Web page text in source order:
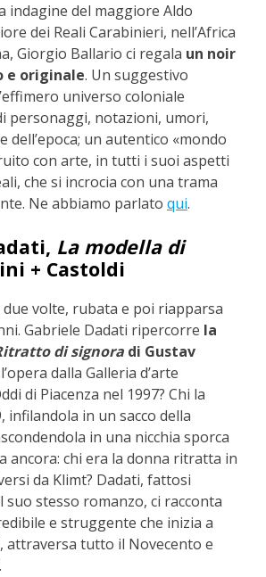
indagine del maggiore Aldo
dei Reali Carabinieri, nell’Africa
Giorgio Ballario ci regala un noir
e originale. Un suggestivo
universo coloniale
personaggi, notazioni, umori,
dell’epoca; un autentico «mondo
con arte, in tutti i suoi aspetti
che si incrocia con una trama
Ne abbiamo parlato qui.
La modella di
+ Castoldi
volte, rubata e poi riapparsa
Gabriele Dadati ripercorre la
di signora di Gustav
dalla Galleria d’arte
di Piacenza nel 1997? Chi la
infilandola in un sacco della
in una nicchia sporca
ancora: chi era la donna ritratta in
da Klimt? Dadati, fattosi
stesso romanzo, ci racconta
e struggente che inizia a
attraversa tutto il Novecento e